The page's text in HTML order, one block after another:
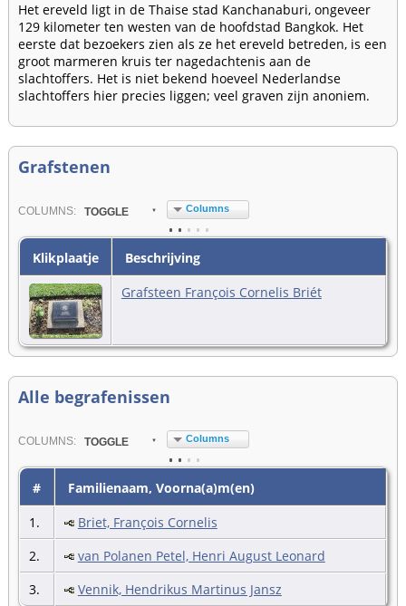
Het ereveld ligt in de Thaise stad Kanchanaburi, ongeveer
129 kilometer ten westen van de hoofdstad Bangkok. Het
eerste dat bezoekers zien als ze het ereveld betreden, is een
groot marmeren kruis ter nagedachtenis aan de
slachtoffers. Het is niet bekend hoeveel Nederlandse
slachtoffers hier precies liggen; veel graven zijn anoniem.
Grafstenen
COLUMNS: TOGGLE Columns
Klikplaatje
Beschrijving
Grafsteen François Cornelis Briét
Alle begrafenissen
COLUMN S: TOGGLE Columns
#
Familienaam, Voorna(a)m(en)
1.
Briet, François Cornelis
2.
van Polanen Petel, Henri August Leonard
3.
Vennik, Hendrikus Martinus Jansz